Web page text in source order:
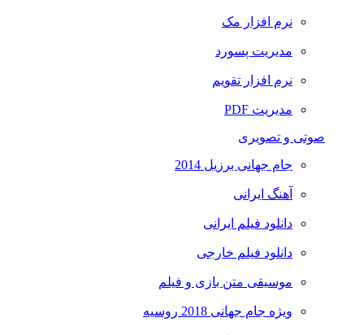
نرم افزار مک
مدیریت پسورد
نرم افزار تقویم
مدیریت PDF
صوتی و تصویری
جام جهانی برزیل 2014
آهنگ ایرانی
دانلود فیلم ایرانی
دانلود فیلم خارجی
موسیقی متن بازی و فیلم
ویژه جام جهانی 2018 روسیه